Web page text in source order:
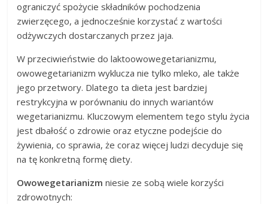
ograniczyć spożycie składników pochodzenia
zwierzęcego, a jednocześnie korzystać z wartości
odżywczych dostarczanych przez jaja.
W przeciwieństwie do laktoowowegetarianizmu,
owowegetarianizm wyklucza nie tylko mleko, ale także
jego przetwory. Dlatego ta dieta jest bardziej
restrykcyjna w porównaniu do innych wariantów
wegetarianizmu. Kluczowym elementem tego stylu życia
jest dbałość o zdrowie oraz etyczne podejście do
żywienia, co sprawia, że coraz więcej ludzi decyduje się
na tę konkretną formę diety.
Owowegetarianizm niesie ze sobą wiele korzyści
zdrowotnych: